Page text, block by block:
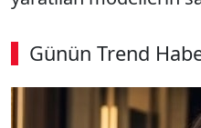
Günün Trend
00:03 / 08:43